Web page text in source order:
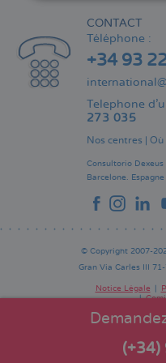
CONTACT
Téléphone :
+34 93
Telephone
273 035
Nos centres | Où
Consultorio Dexeus
Barcelone. Espagne
© Copyright 2007-
Gran Via Carles III
Pie
Notice Légale